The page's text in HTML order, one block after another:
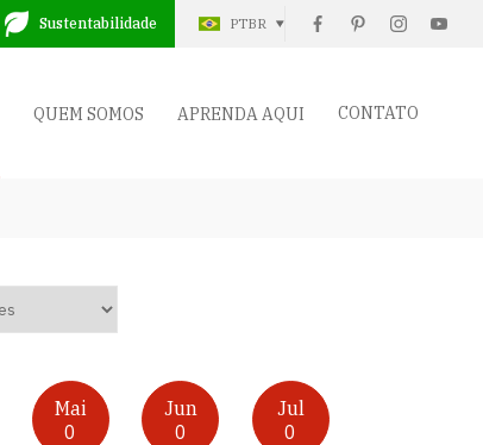
Sustentabilidade PTBR
QUEM SOMOS APRENDA AQUI CONTATO
Mai
0
Jun
0
Jul
0